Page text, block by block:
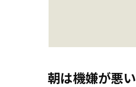
朝は機嫌が悪い